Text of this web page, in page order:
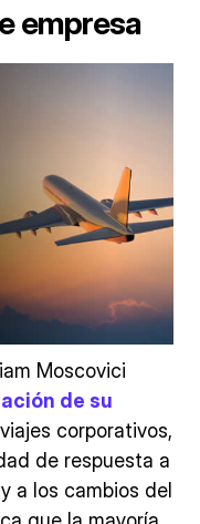
empresa
Moscovici
de su
corporativos,
de respuesta a
a los cambios del